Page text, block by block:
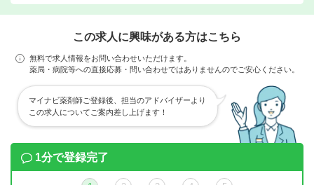
この求人に興味がある方はこちら
無料で求人情報をお問い合わせいただけます。
薬局・病院等への直接応募・問い合わせではありませんのでご安心ください。
マイナビ薬剤師ご登録後、担当のアドバイザーより
この求人についてご案内差し上げます！
1分で登録完了